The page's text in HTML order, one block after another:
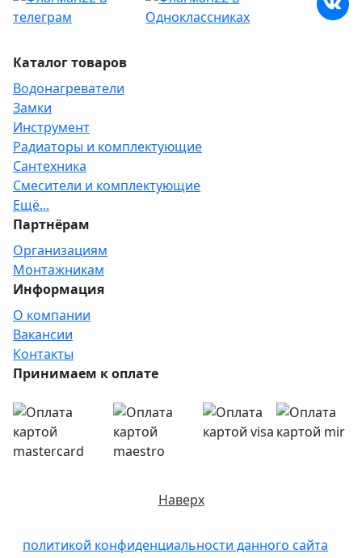
Каталог товаров
Водонагреватели
Замки
Инструмент
Радиаторы и комплектующие
Сантехника
Смесители и комплектующие
Ещё...
Партнёрам
Организациям
Монтажникам
Информация
О компании
Вакансии
Контакты
Принимаем к оплате
Наверх
политикой конфиденциальности данного сайта